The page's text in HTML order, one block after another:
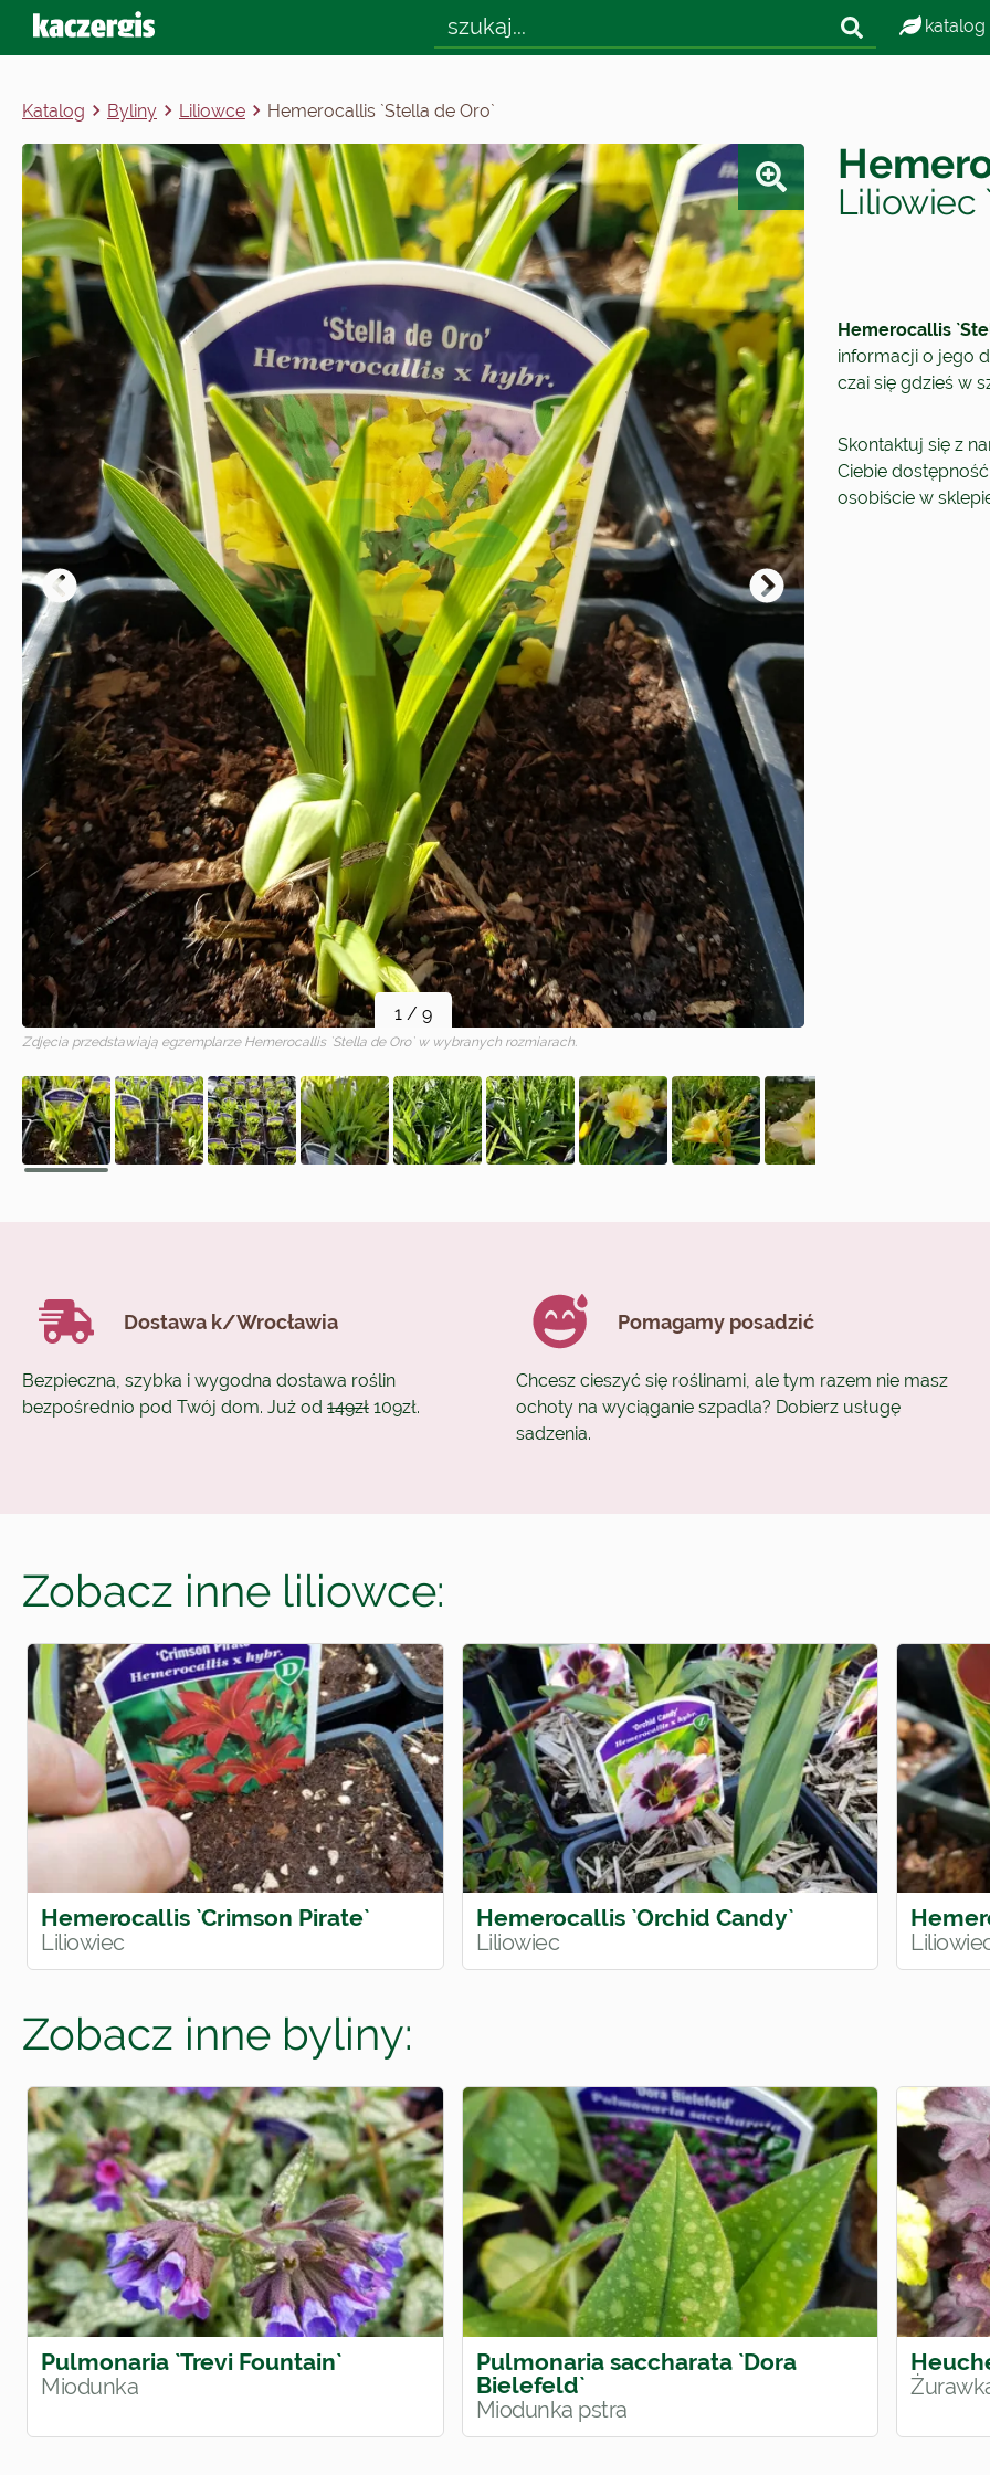
katalog
Katalog Byliny Liliowce Hemerocallis `Stella de Oro`
1/ 9
Zdjęcia przedstawiają egzemplarze Hemerocallis `Stella de Oro`w wybranych rozmiarach.
Liliowiec
Hemerocallis
informacji o jego
czai się gdzieś w
Skontaktuj się z
Ciebie
osobiście w
Dostawa k/Wrocławia
Bezpieczna, szybka i wygodna dostawa roślin
bezpośrednio pod Twój dom. Już od 149zł 109zł.
Pomagamy posadzić
Chcesz cieszyć się roślinami, ale tym razem nie masz
ochoty na wyciąganie szpadla? Dobierz usługę
sadzenia.
Zobacz inne liliowce:
Hemerocallis `Crimson Pirate`
Liliowiec
Hemerocallis `Orchid Candy`
Liliowiec
Zobacz inne byliny:
Pulmonaria `Trevi Fountain`
Miodunka
Pulmonaria saccharata `Dora
Bielefeld`
Miodunka pstra